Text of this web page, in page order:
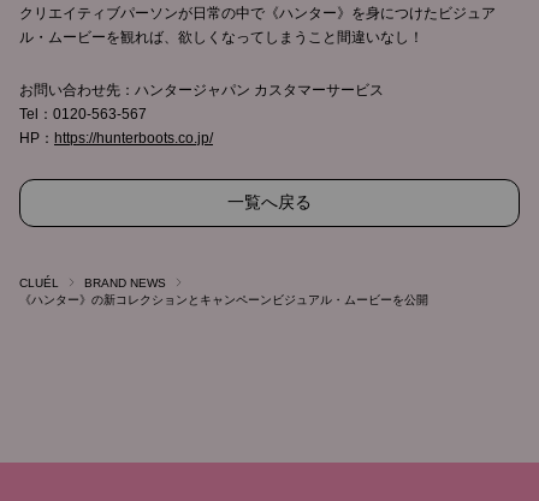
クリエイティブパーソンが日常の中で《ハンター》を身につけたビジュア
ル・ムービーを観れば、欲しくなってしまうこと間違いなし！
お問い合わせ先：ハンタージャパン カスタマーサービス
Tel：0120-563-567
HP： https://hunterboots.co.jp/
一覧へ戻る
CLUÉL
BRAND NEWS
《ハンター》の新コレクションとキャンペーンビジュアル・ムービーを公開